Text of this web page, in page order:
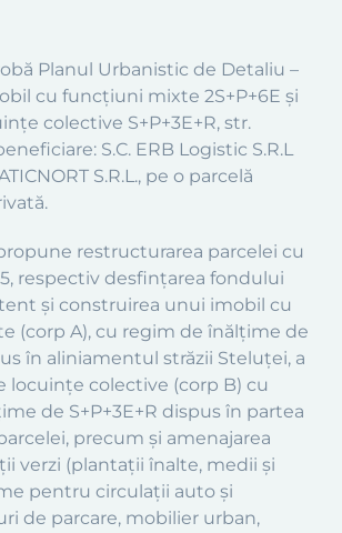
Planul Urbanistic de Detaliu –
cu funcţiuni mixte 2S+P+6E şi
colective S+P+3E+R, str.
S.C. ERB Logistic S.R.L
S.R.L., pe o parcelă
restructurarea parcelei cu
respectiv desfinţarea fondului
şi construirea unui imobil cu
(corp A), cu regim de înălţime de
în aliniamentul străzii Steluţei, a
locuinţe colective (corp B) cu
de S+P+3E+R dispus în partea
precum şi amenajarea
verzi (plantaţii înalte, medii şi
pentru circulaţii auto şi
de parcare, mobilier urban,